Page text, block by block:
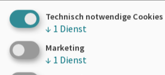
Landgasthaus "Jägerhof"
Familie Berta Jäger
Deutschordenstraße 4
Technisch notwendige Cookies
↓ 1 Dienst
Marketing
↓ 1 Dienst